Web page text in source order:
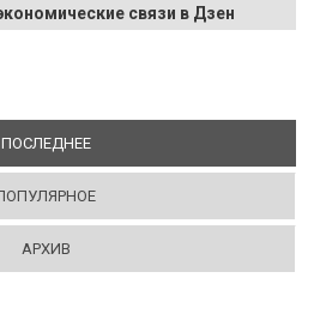
связи в Дзен
ПОСЛЕДНЕЕ(АКТИВНАЯ ВКЛАДКА)
АРХИВ